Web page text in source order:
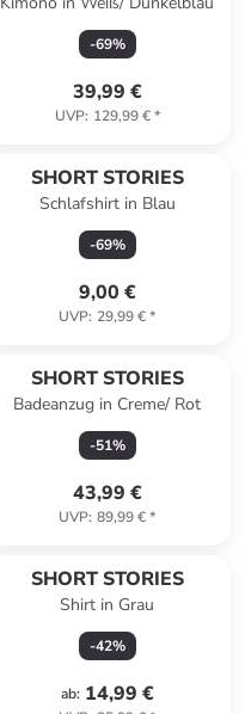
-69%
39,99 €
UVP: 129,99 €*
SHORT STORIES
Schlafshirt in Blau
-69%
9,00 €
UVP: 29,99 €*
SHORT STORIES
Badeanzug in Creme/ Rot
-51%
43,99 €
UVP: 89,99 €*
SHORT STORIES
Shirt in Grau
-42%
ab: 14,99 €